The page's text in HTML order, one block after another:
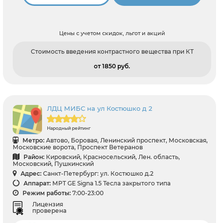
Цены с учетом скидок, льгот и акций
Стоимость введения контрастного вещества при КТ
от 1850 pуб.
ЛДЦ МИБС на ул Костюшко д 2
Народный рейтинг
Метро: Автово, Боровая, Ленинский проспект, Московская,
Московские ворота, Проспект Ветеранов
Район: Кировский, Красносельский, Лен. область,
Московский, Пушкинский
Адрес: Санкт-Петербург: ул. Костюшко д.2
Аппарат: МРТ GE Signa 1.5 Тесла закрытого типа
Режим работы: 7:00-23:00
Лицензия
проверена